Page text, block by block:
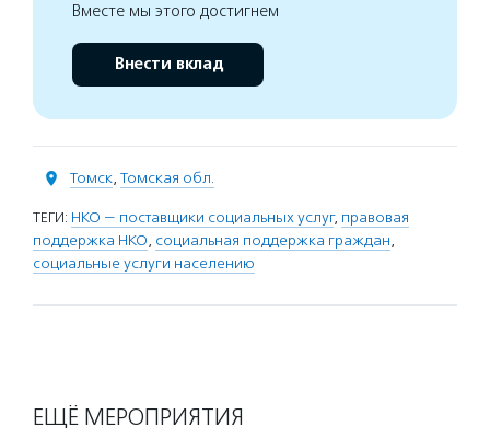
Вместе мы этого достигнем
Внести вклад
Томск, Томская обл.
ТЕГИ: НКО — поставщики социальных услуг, правовая
поддержка НКО, социальная поддержка граждан,
социальные услуги населению
ЕЩЁ МЕРОПРИЯТИЯ